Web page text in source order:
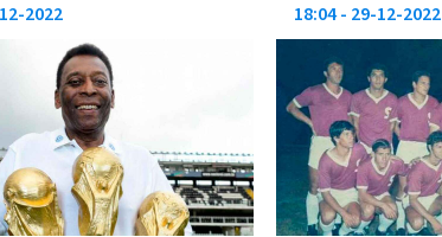
2022 18:04 29-12-2022